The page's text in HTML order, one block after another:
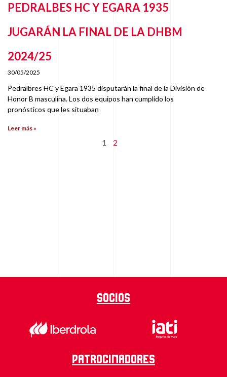
PEDRALBES HC Y EGARA 1935
JUGARÁN LA FINAL DE LA DHBM
2024/25
30/05/2025
Pedralbres HC y Egara 1935 disputarán la final de la División de
Honor B masculina. Los dos equipos han cumplido los
pronósticos que les situaban
Leer más »
1 2
Socios
Patrocinadores